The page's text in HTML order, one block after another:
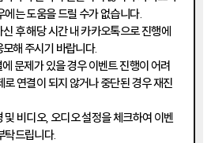
는 도움을 드릴 수가 없습니다.
후 해당 시간 내 카카오톡으로 진행에
해 주시기 바랍니다.
문제가 있을 경우 이벤트 진행이 어려
로 연결이 되지 않거나 중단된 경우 재진
및 비디오, 오디오 설정을 체크하여 이벤
탁드립니다.